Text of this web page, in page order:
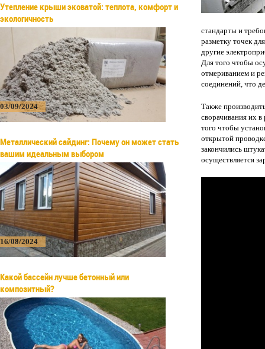
Утепление крыши эковатой: теплота, комфорт и
экологичность
03/09/2024
Металлический сайдинг: Почему он может стать
вашим идеальным выбором
16/08/2024
Какой бассейн лучше бетонный или
композитный?
стандарты и
разметку точек
другие
Для того чтобы
отмериванием и
соединений, что
Также
сворачивания их
того чтобы
открытой
закончились
осуществляется